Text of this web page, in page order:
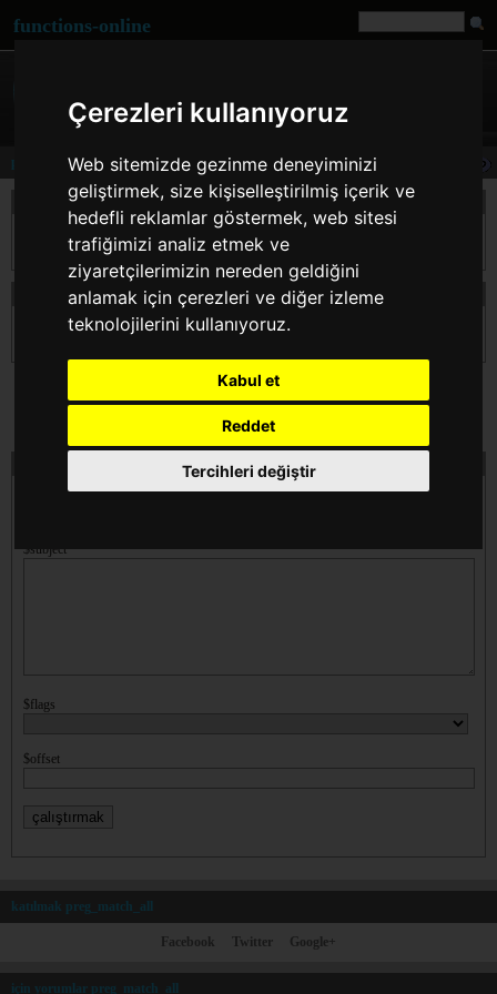
Çerezleri kullanıyoruz
Web sitemizde gezinme deneyiminizi
geliştirmek, size kişiselleştirilmiş içerik ve
hedefli reklamlar göstermek, web sitesi
trafiğimizi analiz etmek ve
ziyaretçilerimizin nereden geldiğini
anlamak için çerezleri ve diğer izleme
teknolojilerini kullanıyoruz.
Kabul et
Reddet
Tercihleri değiştir
functions-online
preg_match_all
Açıklama
$pattern ile belirtilen dzenli ifadeyi eşleştirmek iin $subject dizgesinde arama yapar
ve bulunanları $flags ile belirtilen sırada $matches dizisine yerleştirir.
beyanın preg_match_all
preg_match_all( string $pattern , string $subject , array &$matches [, int $flags
testi preg_match_all çevrimiçi
$subject
$flags
$offset
katılmak preg_match_all
Facebook Twitter Google+
için yorumlar preg_match_all